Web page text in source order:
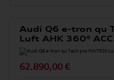
Audi Q6 e-tron qu
Luft AHK 360° ACC
62.890,00 €